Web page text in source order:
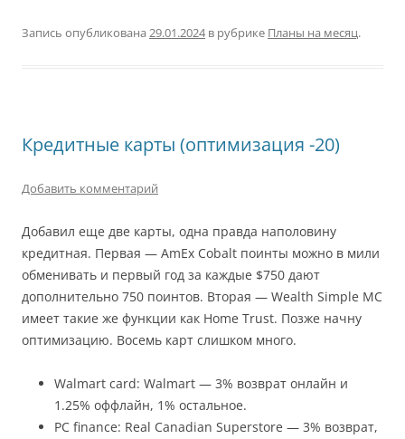
Запись опубликована 29.01.2024в рубрике Планы на месяц.
Кредитные карты (оптимизация -20)
Добавить комментарий
Добавил еще две карты, одна правда наполовину
кредитная. Первая — AmEx Cobalt поинты можно в мили
обменивать и первый год за каждые $750 дают
дополнительно 750 поинтов. Вторая — Wealth Simple MC
имеет такие же функции как Home Trust. Позже начну
оптимизацию. Восемь карт слишком много.
Walmart card: Walmart — 3% возврат онлайн и
1.25% оффлайн, 1% остальное.
PC finance: Real Canadian Superstore — 3% возврат,